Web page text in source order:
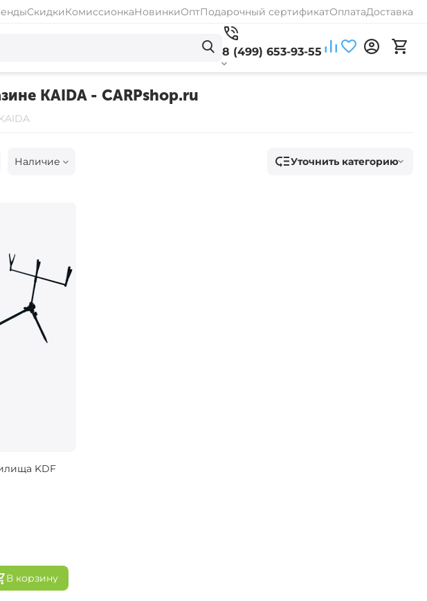
СкидкиКомиссионкаНовинкиОптПодарочный сертификатОплатаДоставка
8 (499) 653-93-55
KAIDA - CARPshop.ru
Наличие Уточнить категорию
KDF
В корзину